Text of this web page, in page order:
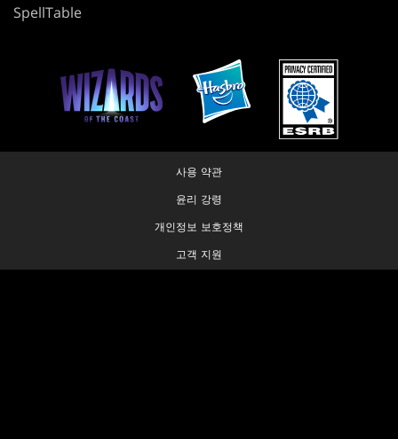
SpellTable
사용 약관
윤리 강령
개인정보 보호정책
고객 지원